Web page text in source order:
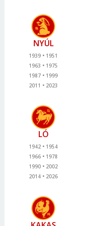
NYÚL
1939
1951
1963
1975
1987
1999
2011
2023
LÓ
1942
1954
1966
1978
1990
2002
2014
2026